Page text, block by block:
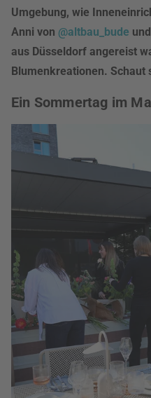
Umgebung, wie
Anni von @altbau_bude
aus Düsseldorf angereist
Blumenkreationen. Schaut
Ein Sommertag im